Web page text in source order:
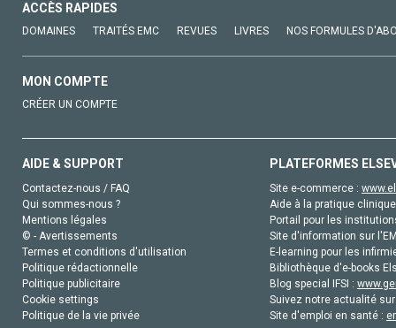
ACCÈS RAPIDES
DOMAINES TRAITÉS EMC REVUES LIVRES NOS FORMULES
MON COMPTE
CRÉER UN COMPTE
AIDE & SUPPORT
Contactez-nous / FAQ
Qui sommes-nous ?
Mentions légales
© - Avertissements
Termes et conditions d'utilisation
Politique rédactionnelle
Politique publicitaire
Cookie settings
Politique de la vie privée
PLATEFORMES
Site e-commerce :
Aide à la pratique
Portail pour les
Site d'information sur
E-learning pour les
Bibliothèque d'e-books
Blog special IFSI :
Suivez notre actualité
Site d'emploi en santé :